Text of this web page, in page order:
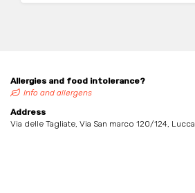
Allergies and food intolerance?
Info and allergens
Address
Via delle Tagliate, Via San marco 120/124, Lucca